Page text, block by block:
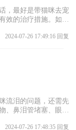
，最好是带猫咪去宠
效的治疗措施。如果
和污垢。然后使用抗
2024-07-26 17:49:16 回复
流泪的问题，还需先
、鼻泪管堵塞、眼部
结果采取对应的治疗
2024-07-26 17:48:35 回复